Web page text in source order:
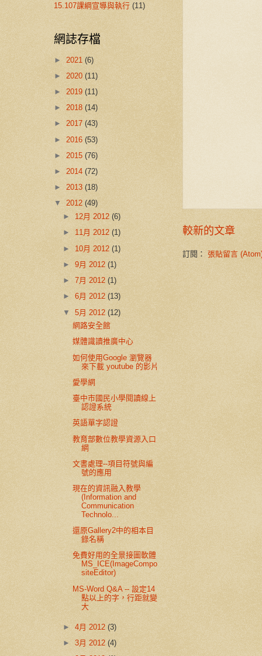
較新的文章
訂閱： 張貼留言
15.107課綱宣導與執行 (11)
網誌存檔
► 2021 (6)
► 2020 (11)
► 2019 (11)
► 2018 (14)
► 2017 (43)
► 2016 (53)
► 2015 (76)
► 2014 (72)
► 2013 (18)
▼ 2012 (49)
► 12月 2012(6)
► 11月 2012(1)
► 10月 2012(1)
►9月 2012(1)
►7月 2012(1)
►6月 2012(13)
▼5月 2012(12)
網路安全館
媒體識讀推廣中心
如何使用Google 瀏覽器
來下載 youtube 的影片
愛學網
臺中市國民小學閱讀線上
認證系統
英語單字認證
教育部數位教學資源入口
網
文書處理--項目符號與編
號的應用
現在的資訊融入教學
(Information and
Communication
Technolo...
還原Gallery2中的相本目
錄名稱
免費好用的全景接圖軟體
MS_ICE(ImageCompo
siteEditor)
MS-Word Q&A -- 設定14
點以上的字，行距就變
大
►4月 2012(3)
►3月 2012(4)